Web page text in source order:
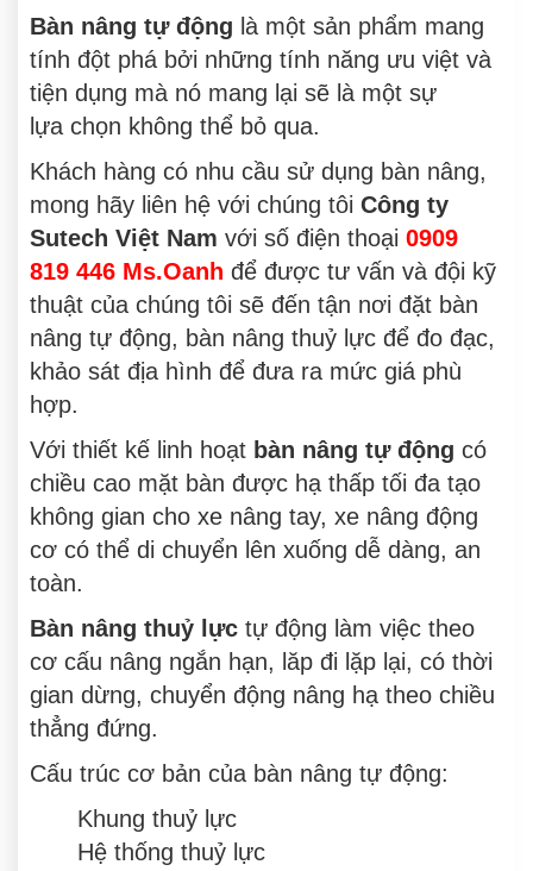
Bàn nâng tự động là một sản phẩm mang
tính đột phá bởi những tính năng ưu việt và
tiện dụng mà nó mang lại sẽ là một sự
lựa chọn không thể bỏ qua.
Khách hàng có nhu cầu sử dụng bàn nâng,
mong hãy liên hệ với chúng tôi Công ty
Sutech Việt Nam với số điện thoại 0909
819 446 Ms.Oanh để được tư vấn và đội kỹ
thuật của chúng tôi sẽ đến tận nơi đặt bàn
nâng tự động, bàn nâng thuỷ lực để đo đạc,
khảo sát địa hình để đưa ra mức giá phù
hợp.
Với thiết kế linh hoạt bàn nâng tự động có
chiều cao mặt bàn được hạ thấp tối đa tạo
không gian cho xe nâng tay, xe nâng động
cơ có thể di chuyển lên xuống dễ dàng, an
toàn.
Bàn nâng thuỷ lực tự động làm việc theo
cơ cấu nâng ngắn hạn, lăp đi lặp lại, có thời
gian dừng, chuyển động nâng hạ theo chiều
thẳng đứng.
Cấu trúc cơ bản của bàn nâng tự động:
Khung thuỷ lực
Hệ thống thuỷ lực